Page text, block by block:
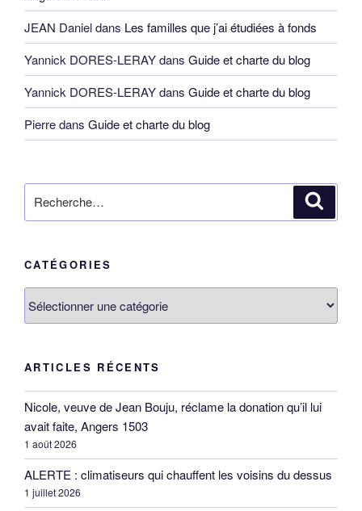
JEAN Danieldans Les familles que j’ai étudiées à fonds
Yannick DORES-LERAYdans Guide et charte du blog
Yannick DORES-LERAYdans Guide et charte du blog
Pierredans Guide et charte du blog
pour
CATÉGORIES
ARTICLES RÉCENTS
Nicole, veuve de Jean Bouju, réclame la donation qu’il lui
avait faite, Angers 1503
1 août 2026
ALERTE : climatiseurs qui chauffent les voisins du dessus
1 juillet 2026